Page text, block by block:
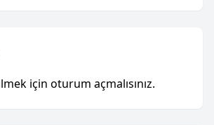
için oturum açmalısınız.